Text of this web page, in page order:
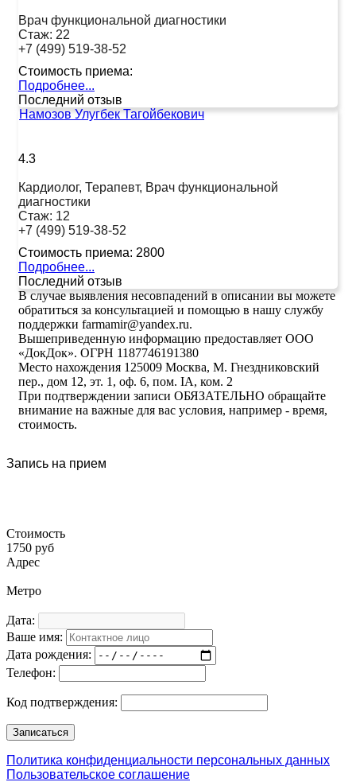
Врач функциональной диагностики
Стаж: 22
+7 (499) 519-38-52
Стоимость приема:
Подробнее...
Последний отзыв
Намозов Улугбек Тагойбекович
4.3
Кардиолог, Терапевт, Врач функциональной
диагностики
Стаж: 12
+7 (499) 519-38-52
Стоимость приема: 2800
Подробнее...
Последний отзыв
В случае выявления несовпадений в описании вы можете
обратиться за консультацией и помощью в нашу службу
поддержки farmamir@yandex.ru.
Вышеприведенную информацию предоставляет ООО
«ДокДок». ОГРН 1187746191380
Место нахождения 125009 Москва, М. Гнездниковский
пер., дом 12, эт. 1, оф. 6, пом. IA, ком. 2
При подтверждении записи ОБЯЗАТЕЛЬНО обращайте
внимание на важные для вас условия, например - время,
стоимость.
Запись на прием
Стоимость
1750 руб
Адрес
Метро
Дата:
Ваше имя:
Дата рождения:
Телефон:
Код подтверждения:
Политика конфиденциальности персональных данных
Пользовательское соглашение